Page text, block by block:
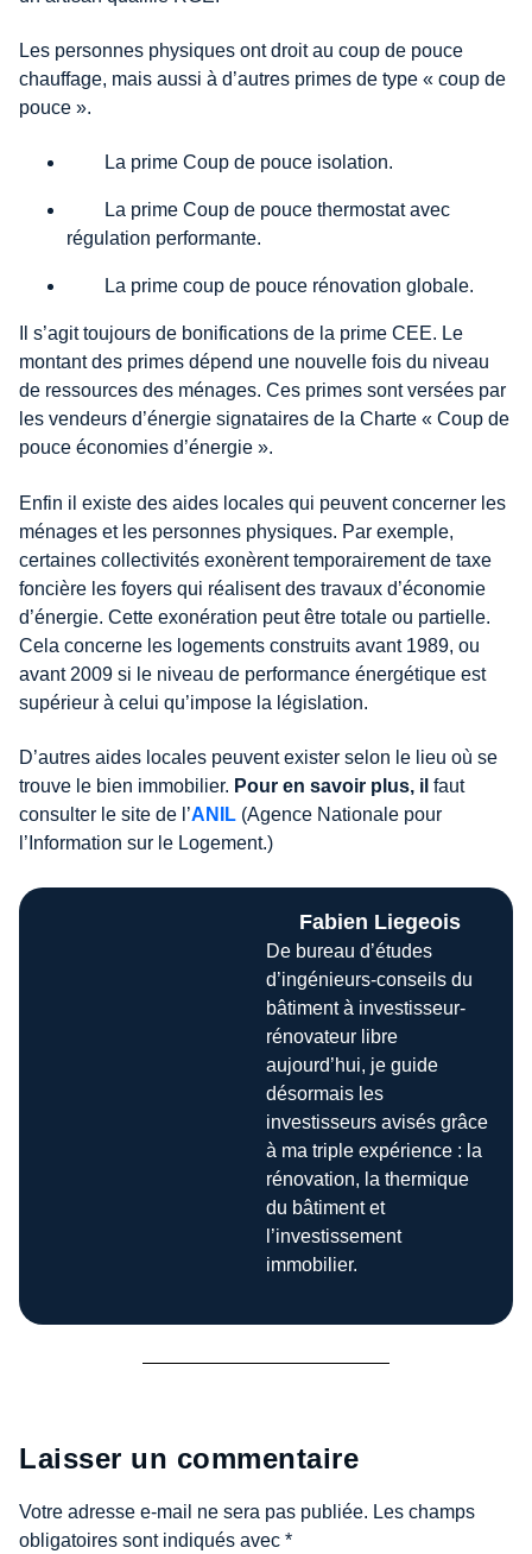
Les personnes physiques ont droit au coup de pouce
chauffage, mais aussi à d’autres primes de type « coup de
pouce ».
La prime Coup de pouce isolation.
La prime Coup de pouce thermostat avec
régulation performante.
La prime coup de pouce rénovation globale.
Il s’agit toujours de bonifications de la prime CEE. Le
montant des primes dépend une nouvelle fois du niveau
de ressources des ménages. Ces primes sont versées par
les vendeurs d’énergie signataires de la Charte « Coup de
pouce économies d’énergie ».
Enfin il existe des aides locales qui peuvent concerner les
ménages et les personnes physiques. Par exemple,
certaines collectivités exonèrent temporairement de taxe
foncière les foyers qui réalisent des travaux d’économie
d’énergie. Cette exonération peut être totale ou partielle.
Cela concerne les logements construits avant 1989, ou
avant 2009 si le niveau de performance énergétique est
supérieur à celui qu’impose la législation.
D’autres aides locales peuvent exister selon le lieu où se
trouve le bien immobilier. Pour en savoir plus, il faut
consulter le site de l’ANIL (Agence Nationale pour
l’Information sur le Logement.)
Fabien Liegeois
De bureau d’études
d’ingénieurs-conseils du
bâtiment à investisseur-
rénovateur libre
aujourd’hui, je guide
désormais les
investisseurs avisés grâce
à ma triple expérience : la
rénovation, la thermique
du bâtiment et
l’investissement
immobilier.
Laisser un commentaire
Votre adresse e-mail ne sera pas publiée. Les champs
obligatoires sont indiqués avec *